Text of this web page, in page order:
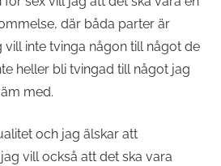
där båda parter är
vill inte tvinga någon till något de
heller bli tvingad till något jag
med.
och jag älskar att
vill också att det ska vara